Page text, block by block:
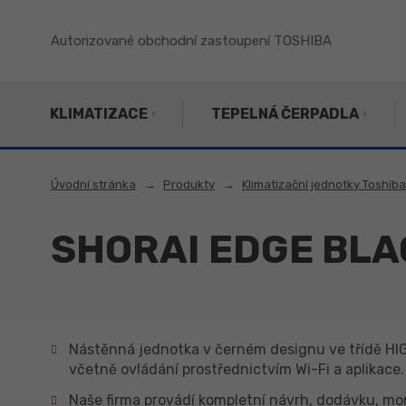
Autorizované obchodní zastoupení TOSHIBA
KLIMATIZACE TEPELNÁ ČERPADLA
Úvodní stránka Produkty Klimatizační jednotky Toshiba
SHORAI EDGE
Nástěnná jednotka v černém designu ve třídě
včetně ovládání prostřednictvím Wi-Fi a aplikace.
Naše firma provádí kompletní návrh, dodávku,